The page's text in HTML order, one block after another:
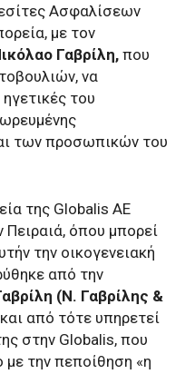
Ασφαλίσεων
με τον
Γαβρίλη, που
να
του
των προσωπικών του
της Globalis AE
όπου μπορεί
την οικογενειακή
από την
(Ν. Γαβρίλης &
από τότε υπηρετεί
στην Globalis, που
με την πεποίθηση «η